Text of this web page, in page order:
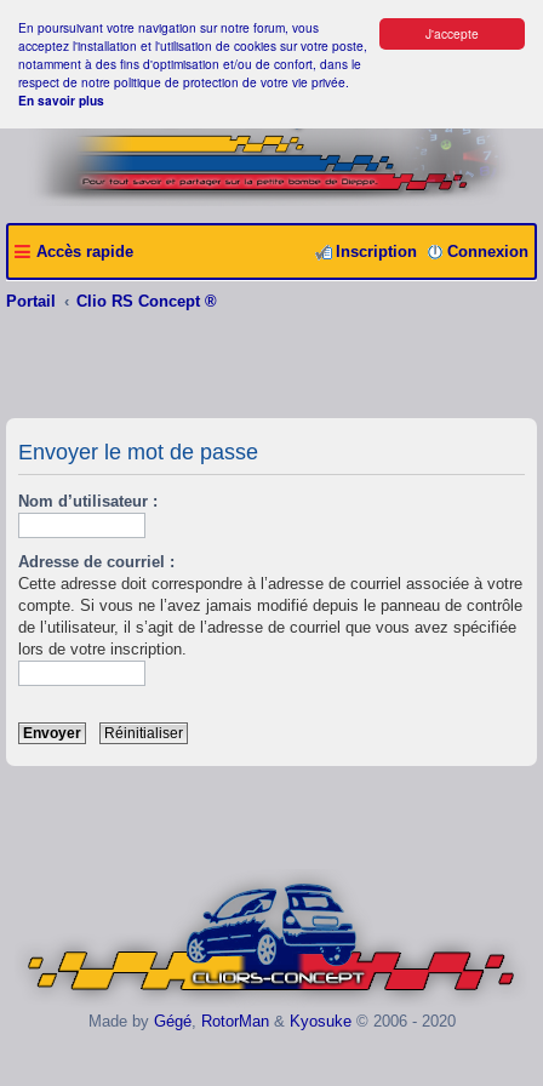
J'accepte
En poursuivant votre navigation sur notre forum, vous
acceptez l'installation et l'utilisation de cookies sur votre poste,
notamment à des fins d'optimisation et/ou de confort, dans le
respect de notre politique de protection de votre vie privée.
En savoir plus
Accès rapide Connexion
Inscription
Portail Clio RS Concept ®
Envoyer le mot de passe
Nom d’utilisateur :
Adresse de courriel :
Cette adresse doit correspondre à l’adresse de courriel associée à votre
compte. Si vous ne l’avez jamais modifié depuis le panneau de contrôle
de l’utilisateur, il s’agit de l’adresse de courriel que vous avez spécifiée
lors de votre inscription.
Made by Gégé, RotorMan& Kyosuke© 2006 - 2020